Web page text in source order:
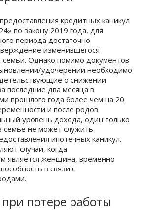
кредитных каникул
по закону 2019 года, для
периода достаточно
изменившегося
семьи. Однако помимо документов
удочерении необходимо
о снижении
последние два месяца в
прошлого года более чем на 20
и после родов
уровень дохода, один только
семье не может служить
ипотечных каникул.
случаи, когда
является женщина, временно
в связи с
потере работы